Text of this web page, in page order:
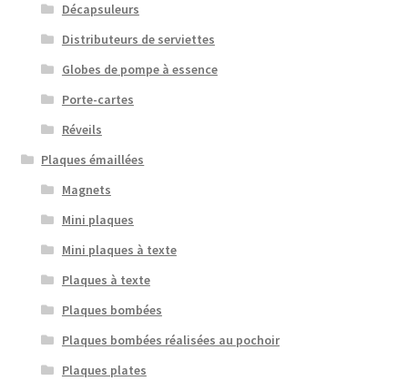
Décapsuleurs
Distributeurs de serviettes
Globes de pompe à essence
Porte-cartes
Réveils
Plaques émaillées
Magnets
Mini plaques
Mini plaques à texte
Plaques à texte
Plaques bombées
Plaques bombées réalisées au pochoir
Plaques plates